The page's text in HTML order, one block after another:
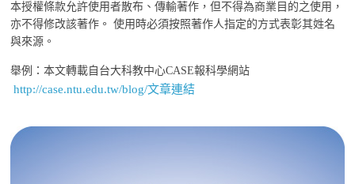
本授權條款允許使用者散布、傳輸著作，但不得為商業目的之使用，
亦不得修改該著作。 使用時必須按照著作人指定的方式表彰其姓名
與來源。
舉例：本文轉載自台大科教中心CASE報科學網站
http://case.ntu.edu.tw/blog/文章連結